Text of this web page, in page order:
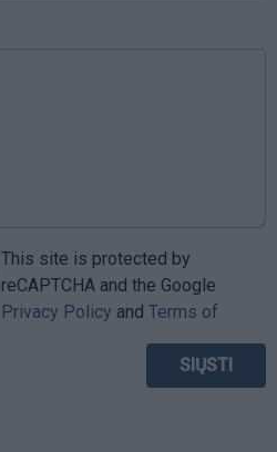
This site is protected by
reCAPTCHA and the Google
Privacy Policy and Terms of